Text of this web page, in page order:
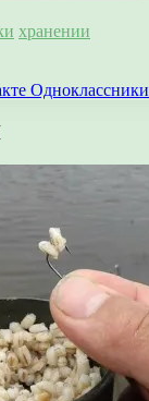
хранении
Одноклассники